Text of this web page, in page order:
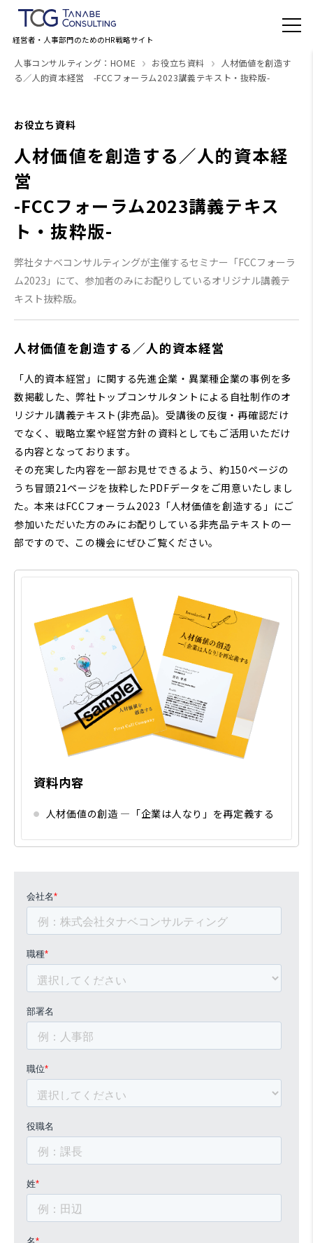
経営者・人事部門のためのHR戦略サイト
人事コンサルティング：HOME お役立ち資料
人材価値を創造す
る／人的資本経営 -FCCフォーラム2023講義テキスト・抜粋版-
お役立ち資料
人材価値を創造する／人的資本経
営
-FCCフォーラム2023講義テキス
ト・抜粋版-
弊社タナベコンサルティングが主催するセミナー「FCCフォーラ
ム2023」にて、参加者のみにお配りしているオリジナル講義テ
キスト抜粋版。
人材価値を創造する／人的資本経営
「人的資本経営」に関する先進企業・異業種企業の事例を多
数掲載した、弊社トップコンサルタントによる自社制作のオ
リジナル講義テキスト(非売品)。受講後の反復・再確認だけ
でなく、戦略立案や経営方針の資料としてもご活用いただけ
る内容となっております。
その充実した内容を一部お見せできるよう、約150ページの
うち冒頭21ページを抜粋したPDFデータをご用意いたしまし
た。本来はFCCフォーラム2023「人材価値を創造する」にご
参加いただいた方のみにお配りしている非売品テキストの一
部ですので、この機会にぜひご覧ください。
資料内容
人材価値の創造 ―「企業は人なり」を再定義する